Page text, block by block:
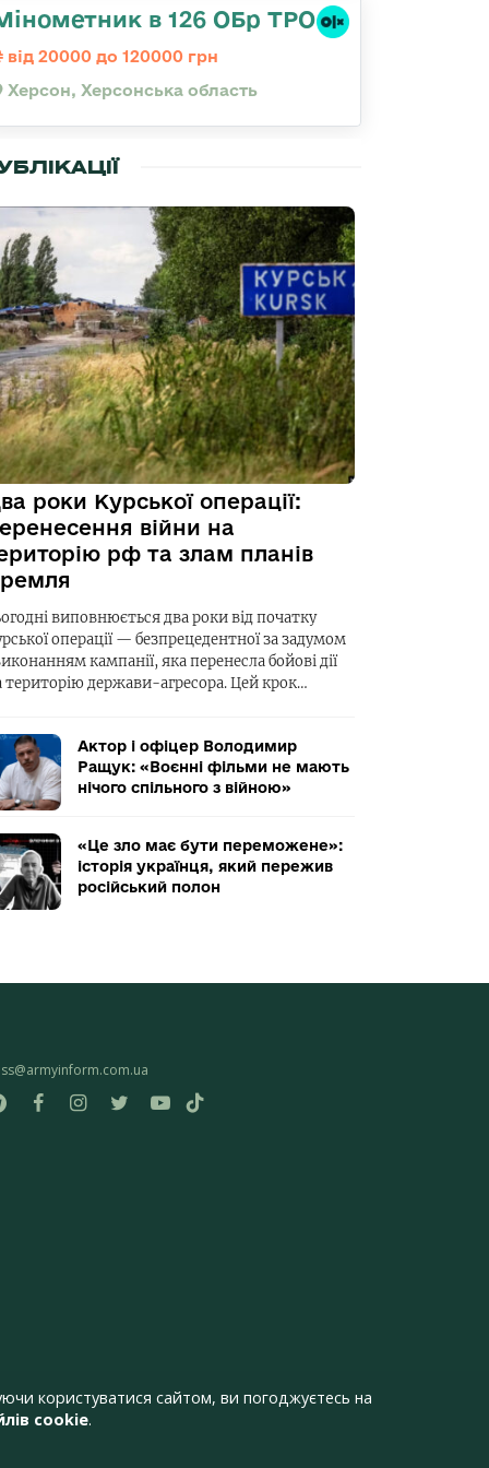
в 126 ОБр ТРО
від 20000 до 120000 грн
Херсон, Херсонська область
роки Курської операції:
війни на
рф та злам планів
виповнюється два роки від початку
операції — безпрецедентної за задумом
кампанії, яка перенесла бойові дії
територію держави-агресора. Цей крок…
Актор і офіцер Володимир
Ращук: «Воєнні фільми не мають
нічого спільного з війною»
«Це зло має бути переможене»:
історія українця, який пережив
російський полон
користуватися сайтом, ви погоджуєтесь на
cookie.